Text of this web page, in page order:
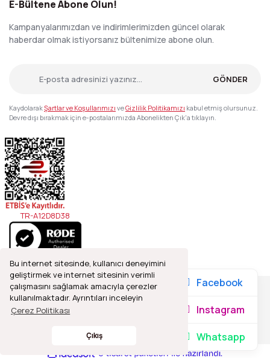
Bu internet sitesinde, kullanıcı deneyimini
geliştirmek ve internet sitesinin verimli
çalışmasını sağlamak amacıyla çerezler
kullanılmaktadır. Ayrıntıları inceleyin
Çerez Politikası
Çıkış
E-Bültene Abone Olun!
Kampanyalarımızdan ve indirimlerimizden güncel olarak
haberdar olmak istiyorsanız bültenimize abone olun.
GÖNDER
KaydolarakŞartlar ve Koşullarımızı veGizlilik Politikamızı kabul etmiş olursunuz.
Devre dışı bırakmak için e-postalarımızda Abonelikten Çık'a tıklayın.
TR-A12D8D38
2021© Refleks Fotoğrafçılık, Tüm Hakları Saklıdır.
Facebook
Instagram
Whatsapp
ideasoft e-